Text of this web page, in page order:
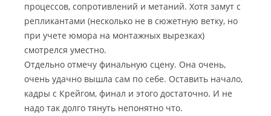
процессов, сопротивлений и метаний. Хотя замут с
репликантами (несколько не в сюжетную ветку, но
при учете юмора на монтажных вырезках)
смотрелся уместно.
Отдельно отмечу финальную сцену. Она очень,
очень удачно вышла сам по себе. Оставить начало,
кадры с Крейгом, финал и этого достаточно. И не
надо так долго тянуть непонятно что.